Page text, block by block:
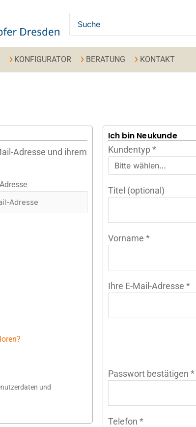
KONFIGURATOR BERATUNG KONTAKT
Adresse und ihrem
und
Ich bin Neukunde
Kundentyp*
Titel (optional)
Vorname *
Ihre E-Mail-Adresse *
Passwort bestätigen *
Telefon *